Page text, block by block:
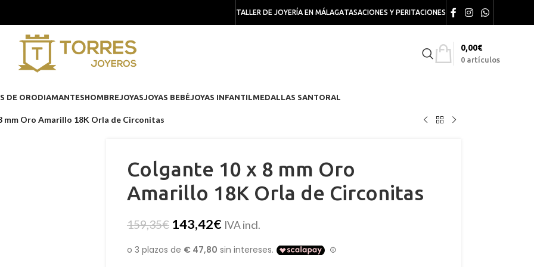
TALLER DE JOYERÍA EN MÁLAGATASACIONES Y PERITACIONES
0 artículos
0,00€
DE ORODIAMANTESHOMBREJOYASJOYAS BEBÉJOYAS INFANTILMEDALLAS SANTORAL
mm Oro Amarillo 18K Orla de Circonitas
Colgante 10 x 8 mm Oro
Amarillo 18K Orla de Circonitas
159,35€ 143,42€ IVA incl.